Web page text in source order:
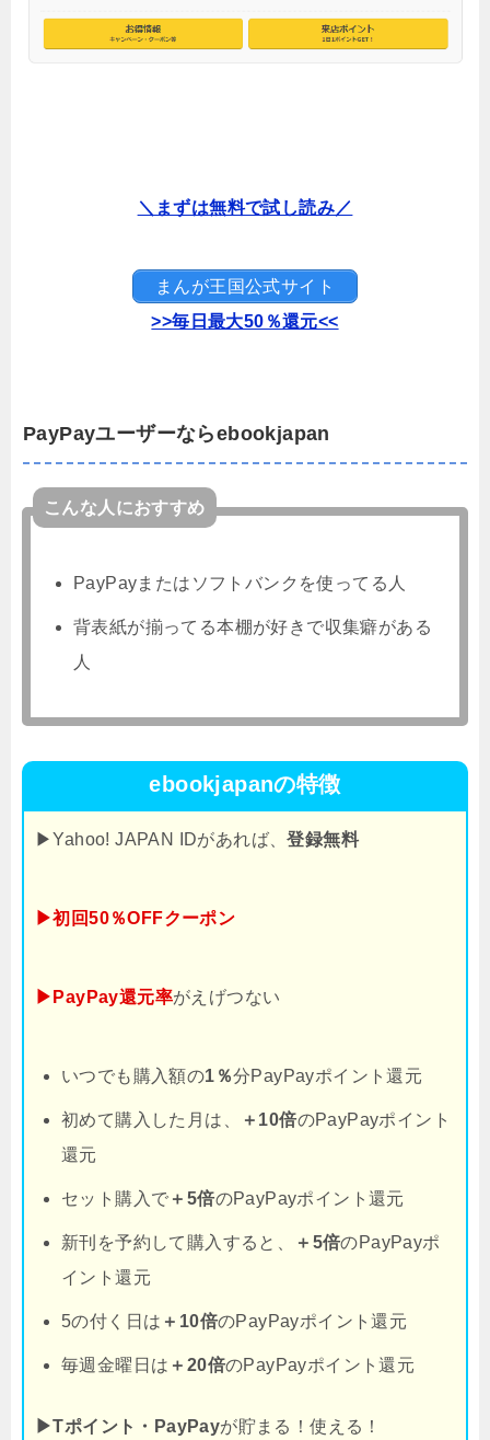
＼まずは無料で試し読み／
まんが王国公式サイト
>>毎日最大50％還元<<
PayPayユーザーならebookjapan
こんな人におすすめ
PayPayまたはソフトバンクを使ってる人
背表紙が揃ってる本棚が好きで収集癖がある
人
ebookjapanの特徴
▶Yahoo! JAPAN IDがあれば、登録無料
▶初回50％OFFクーポン
▶PayPay還元率がえげつない
いつでも購入額の1％分PayPayポイント還元
初めて購入した月は、 ＋10倍のPayPayポイント
還元
セット購入で ＋5倍のPayPayポイント還元
新刊を予約して購入すると、 ＋5倍のPayPayポ
イント還元
5の付く日は ＋10倍のPayPayポイント還元
毎週金曜日は ＋20倍のPayPayポイント還元
▶Tポイント・PayPayが貯まる！使える！